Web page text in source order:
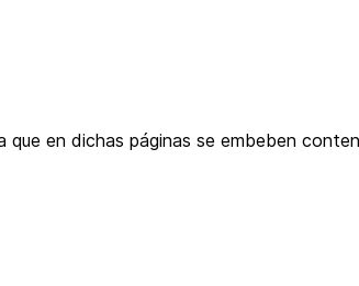
en dichas páginas se embeben